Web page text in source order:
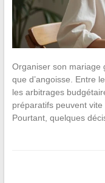
Organiser son mariage
que d’angoisse. Entre
les arbitrages
préparatifs peuvent
Pourtant, quelques